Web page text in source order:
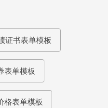
证书表单模板
表单模板
格表单模板